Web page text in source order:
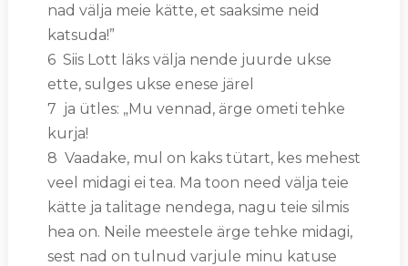
nad välja meie kätte, et saaksime neid
katsuda!”
6 Siis Lott läks välja nende juurde ukse
ette, sulges ukse enese järel
7 ja ütles: „Mu vennad, ärge ometi tehke
kurja!
8 Vaadake, mul on kaks tütart, kes mehest
veel midagi ei tea. Ma toon need välja teie
kätte ja talitage nendega, nagu teie silmis
hea on. Neile meestele ärge tehke midagi,
sest nad on tulnud varjule minu katuse